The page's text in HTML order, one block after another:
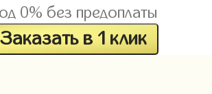
0% без предоплаты
Заказать в 1 клик